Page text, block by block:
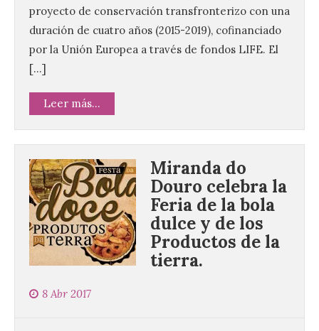
proyecto de conservación transfronterizo con una
duración de cuatro años (2015-2019), cofinanciado
por la Unión Europea a través de fondos LIFE. El
[…]
Leer más...
Miranda do
Douro celebra la
Feria de la bola
dulce y de los
Productos de la
tierra.
8 Abr 2017